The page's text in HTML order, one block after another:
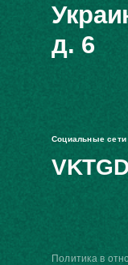
д. 6
Социальные сети
VKTG
Политика в